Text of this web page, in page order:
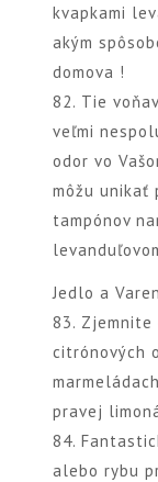
kvapkami
akým
domova !
82. Tie
veľmi
odor vo
môžu unikať
tampónov
Jedlo a
83.
citrónových
pravej
84.
alebo rybu